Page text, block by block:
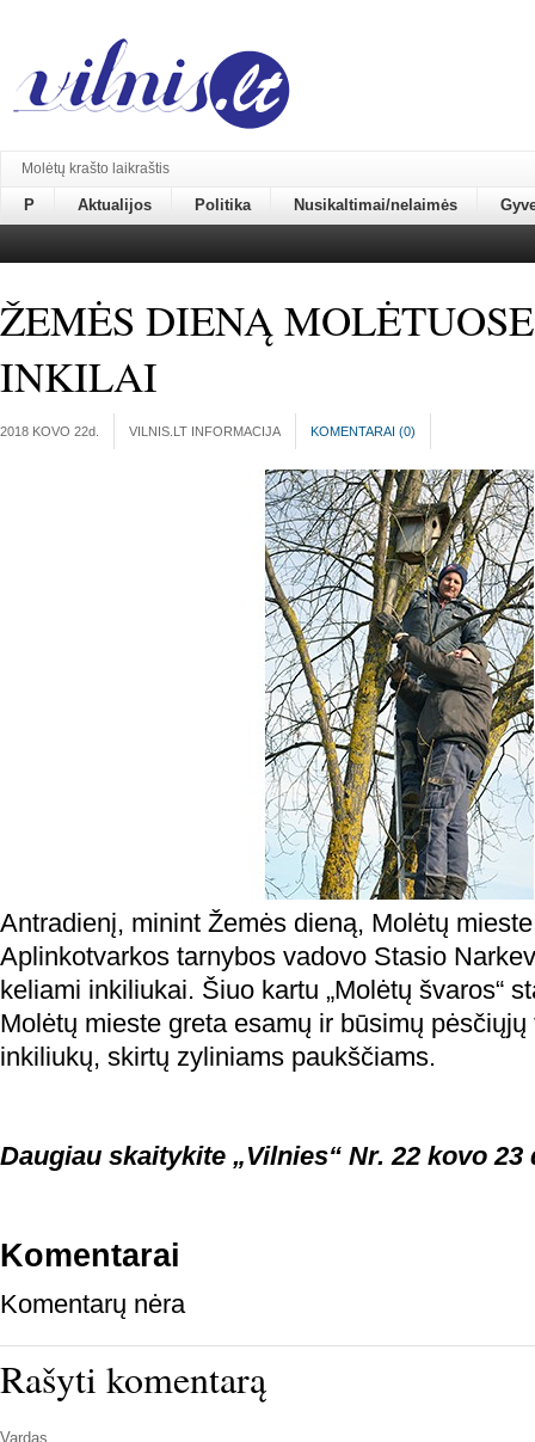
Molėtų krašto laikraštis
P Aktualijos Politika Nusikaltimai/nelaimės
ŽEMĖS DIENĄ
INKILAI
2018 KOVO 22d. VILNIS.LT INFORMACIJA KOMENTARAI (0)
Antradienį, minint Žemės dieną, Molėtų
Aplinkotvarkos tarnybos vadovo Stasio
keliami inkiliukai. Šiuo kartu „Molėtų švaros“
Molėtų mieste greta esamų ir būsimų
inkiliukų, skirtų zyliniams paukščiams.
Daugiau skaitykite „Vilnies“ Nr. 22 kovo 23
Komentarai
Komentarų nėra
Rašyti komentarą
Vardas